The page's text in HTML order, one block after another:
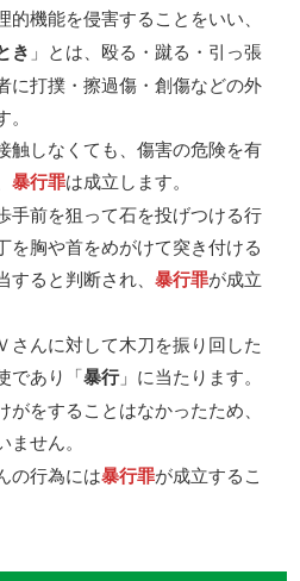
的機能を侵害することをいい、
き 」とは、殴る・蹴る・引っ張
に打撲・擦過傷・創傷などの外
触しなくても、傷害の危険を有
暴行罪は成立します。
手前を狙って石を投げつける行
を胸や首をめがけて突き付ける
すると判断され、暴行罪が成立
さんに対して木刀を振り回した
であり「暴行」に当たります。
をすることはなかったため、
せん。
の行為には暴行罪が成立するこ